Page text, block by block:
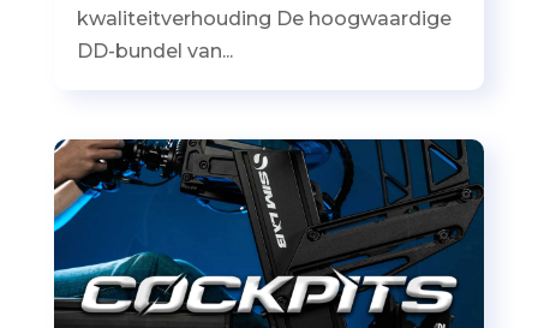
kwaliteitverhouding De hoogwaardige
DD-bundel van...